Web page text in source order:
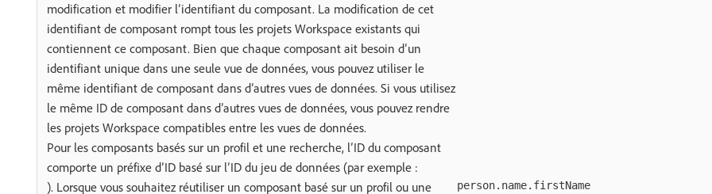
modification et modifier l’identifiant du composant. La modification de cet
identifiant de composant rompt tous les projets Workspace existants qui
contiennent ce composant. Bien que chaque composant ait besoin d’un
identifiant unique dans une seule vue de données, vous pouvez utiliser le
même identifiant de composant dans d’autres vues de données. Si vous utilisez
le même ID de composant dans d’autres vues de données, vous pouvez rendre
les projets Workspace compatibles entre les vues de données.
Pour les composants basés sur un profil et une recherche, l’ID du composant
comporte un préfixe d’ID basé sur l’ID du jeu de données (par exemple :
). Lorsque vous souhaitez réutiliser un composant basé sur un profil ou une
person.name.firstName